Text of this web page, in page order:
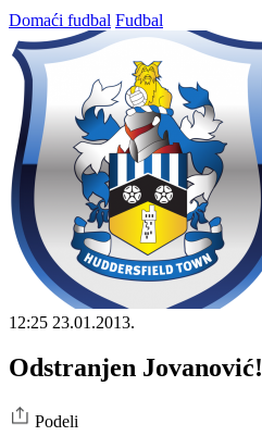
Domaći fudbal Fudbal
12:25 23.01.2013.
Odstranjen Jovanović!
Podeli